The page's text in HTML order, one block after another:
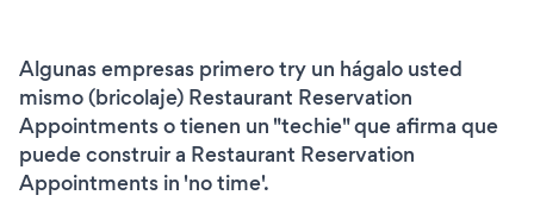
Algunas empresas primero try un hágalo usted
mismo (bricolaje) Restaurant Reservation
Appointments o tienen un "techie" que afirma que
puede construir a Restaurant Reservation
Appointments in 'no time'.